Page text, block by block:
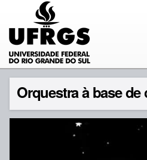
Orquestra à base de